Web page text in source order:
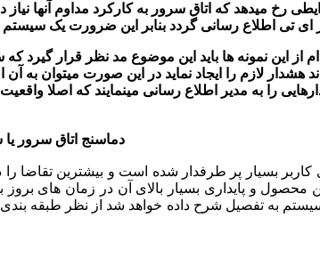
رخ میدهد که اتاق سرور به کارکرد مداوم آنها
این نمونه ها باید این موضوع مد نظر قرار گیرد
لازم را ایجاد نماید در این صورت میتوان به آن
را به مدیر اطلاع رسانی مینمایند که اصلا
بسیار پر طرفدار شده است و بیشترین تقاضا
محصول و پایداری بسیار بالای آن در زمان های
به تفصیل شرح داده خواهد شد از نظر طبقه